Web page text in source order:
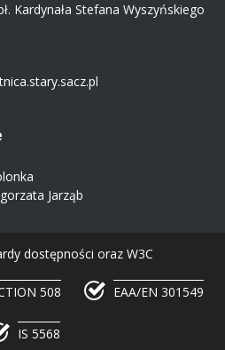
Kardynała Stefana Wyszyńskiego
Jarząb
dostępności oraz W3C
508 EAA/EN 301549
IS 5568